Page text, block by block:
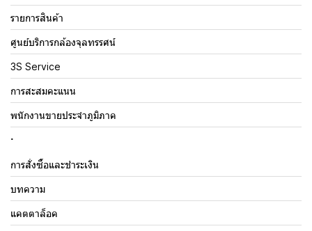
รายการสินค้า
ศูนย์บริการกล้องจุลทรรศน์
3S Service
การสะสมคะแนน
พนักงานขายประจำภูมิภาค
.
การสั่งซื้อและชำระเงิน
บทความ
แคตตาล็อค